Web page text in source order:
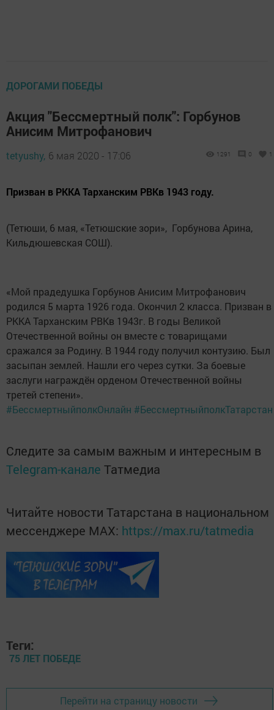
ДОРОГАМИ ПОБЕДЫ
Акция "Бессмертный полк": Горбунов
Анисим Митрофанович
tetyushy, 6 мая 2020 - 17:06 1291 0 1
Призван в РККА Тарханским РВКв 1943 году.
(Тетюши, 6 мая, «Тетюшские зори», Горбунова Арина,
Кильдюшевская СОШ).
«Мой прадедушка Горбунов Анисим Митрофанович
родился 5 марта 1926 года. Окончил 2 класса. Призван в
РККА Тарханским РВКв 1943г. В годы Великой
Отечественной войны он вместе с товарищами
сражался за Родину. В 1944 году получил контузию. Был
засыпан землей. Нашли его через сутки. За боевые
заслуги награждён орденом Отечественной войны
третей степени».
#БессмертныйполкОнлайн #БессмертныйполкТатарстан
Следите за самым важным и интересным в
Telegram-канале Татмедиа
Читайте новости Татарстана в национальном
мессенджере MАХ: https://max.ru/tatmedia
Теги:
75 ЛЕТ ПОБЕДЕ
Перейти на страницу новости